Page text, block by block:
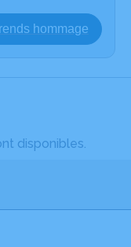
hommage
disponibles.